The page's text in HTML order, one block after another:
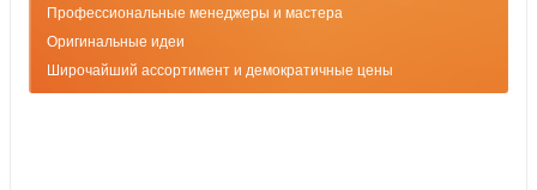
Профессиональные менеджеры и мастера
Оригинальные идеи
Широчайший ассортимент и демократичные цены